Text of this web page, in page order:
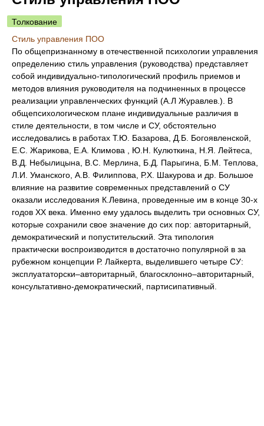
Толкование
Стиль управления ПОО
По общепризнанному в отечественной психологии управления
определению стиль управления (руководства) представляет
собой индивидуально-типологический профиль приемов и
методов влияния руководителя на подчиненных в процессе
реализации управленческих функций (А.Л Журавлев.). В
общепсихологическом плане индивидуальные различия в
стиле деятельности, в том числе и СУ, обстоятельно
исследовались в работах Т.Ю. Базарова, Д.Б. Богоявленской,
Е.С. Жарикова, Е.А. Климова , Ю.Н. Кулюткина, Н.Я. Лейтеса,
В.Д. Небылицына, В.С. Мерлина, Б.Д. Парыгина, Б.М. Теплова,
Л.И. Уманского, А.В. Филиппова, Р.Х. Шакурова и др. Большое
влияние на развитие современных представлений о СУ
оказали исследования К.Левина, проведенные им в конце 30-х
годов ХХ века. Именно ему удалось выделить три основных СУ,
которые сохранили свое значение до сих пор: авторитарный,
демократический и попустительский. Эта типология
практически воспроизводится в достаточно популярной в за
рубежном концепции Р. Лайкерта, выделившего четыре СУ:
эксплуататорски–авторитарный, благосклонно–авторитарный,
консультативно-демократический, партисипативный.